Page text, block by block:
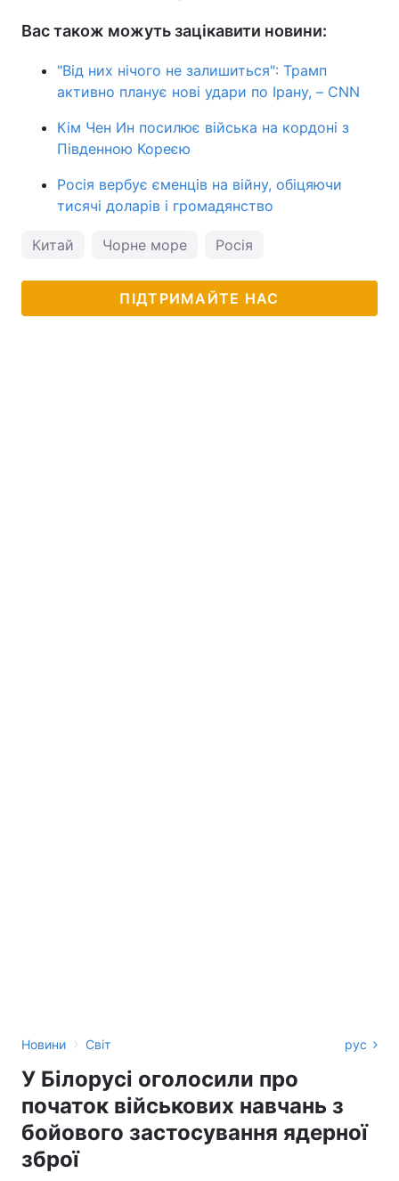
Вас також можуть зацікавити новини:
"Від них нічого не залишиться": Трамп
активно планує нові удари по Ірану, – CNN
Кім Чен Ин посилює війська на кордоні з
Південною Кореєю
Росія вербує єменців на війну, обіцяючи
тисячі доларів і громадянство
Китай Чорне море Росія
ПІДТРИМАЙТЕ НАС
Новини › Світ рус
У Білорусі оголосили про
початок військових навчань з
бойового застосування ядерної
зброї